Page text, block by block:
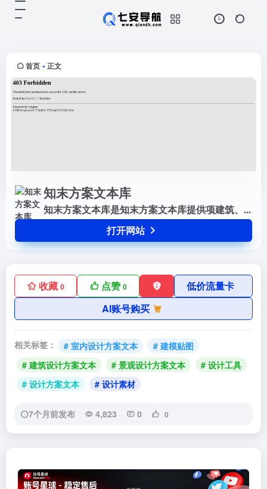
首页 • 正文
知末方案文本库
知末方案文本库是知末方案文本库提供项建筑、...
打开网站
收藏 0 点赞0
低价流量卡
AI账号购买
相关标签： # 室内设计方案文本
# 建模贴图
# 建筑设计方案文本
# 景观设计方案文本
# 设计工具
# 设计方案文本
# 设计素材
7个月前发布 4,823 0 0